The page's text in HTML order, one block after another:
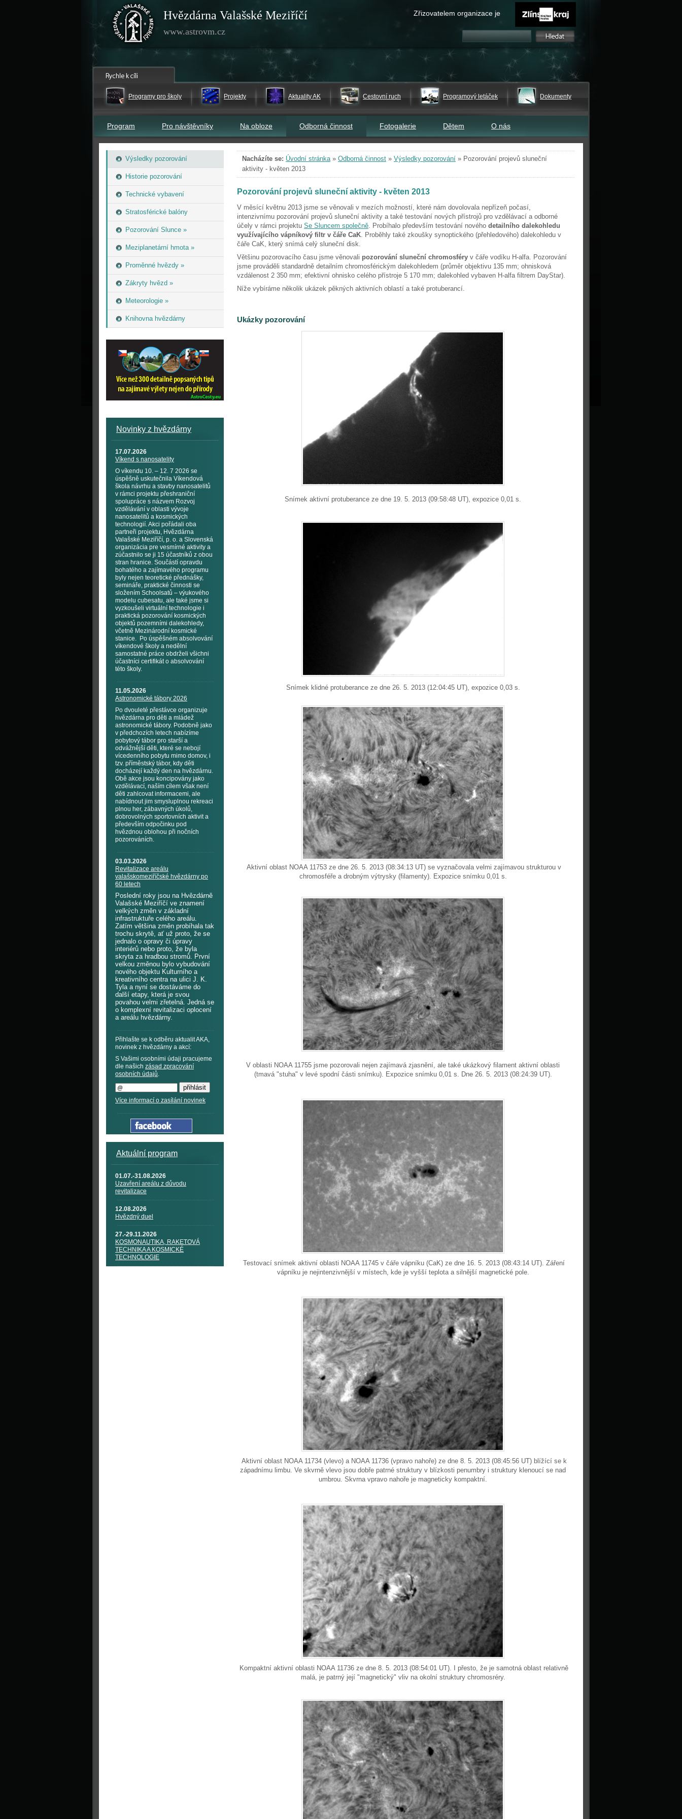
Hvězdárna Valašské Meziříčí
www.astrovm.cz
Zřizovatelem organizace je
Programy pro školy Projekty Aktuality AK Cestovní ruch Programový letáček Dokumenty
Program Pro návštěvníky Na obloze Odborná činnost Fotogalerie Dětem O nás
Výsledky pozorování
Historie pozorování
Technické vybavení
Stratosférické balóny
Pozorování Slunce »
Meziplanetární hmota »
Proměnné hvězdy »
Zákryty hvězd »
Meteorologie »
Knihovna hvězdárny
Novinky z hvězdárny
17.07.2026
Víkend s nanosatelity
O víkendu 10. – 12. 7 2026 se
úspěšně uskutečnila Víkendová
škola návrhu a stavby nanosatelitů
v rámci projektu přeshraniční
spolupráce s názvem Rozvoj
vzdělávání v oblasti vývoje
nanosatelitů a kosmických
technologií. Akci pořádali oba
partneři projektu, Hvězdárna
Valašské Meziříčí, p. o. a Slovenská
organizácia pre vesmírné aktivity a
zúčastnilo se ji 15 účastníků z obou
stran hranice. Součástí opravdu
bohatého a zajímavého programu
byly nejen teoretické přednášky,
semináře, praktické činnosti se
složením Schoolsatů – výukového
modelu cubesatu, ale také jsme si
vyzkoušeli virtuální technologie i
praktická pozorování kosmických
objektů pozemními dalekohledy,
včetně Mezinárodní kosmické
stanice. Po úspěšném absolvování
víkendové školy a nedělní
samostatné práce obdrželi všichni
účastníci certifikát o absolvování
této školy.
11.05.2026
Astronomické tábory 2026
Po dvouleté přestávce organizuje
hvězdárna pro děti a mládež
astronomické tábory. Podobně jako
v předchozích letech nabízíme
pobytový tábor pro starší a
odvážnější děti, které se nebojí
vícedenního pobytu mimo domov, i
tzv. příměstský tábor, kdy děti
docházejí každý den na hvězdárnu.
Obě akce jsou koncipovány jako
vzdělávací, naším cílem však není
děti zahlcovat informacemi, ale
nabídnout jim smysluplnou rekreaci
plnou her, zábavných úkolů,
dobrovolných sportovních aktivit a
především odpočinku pod
hvězdnou oblohou při nočních
pozorováních.
03.03.2026
Revitalizace areálu
valašskomeziříčské hvězdárny po
60 letech
Poslední roky jsou na Hvězdárně
Valašské Meziříčí ve znamení
velkých změn v základní
infrastruktuře celého areálu.
Zatím většina změn probíhala tak
trochu skrytě, ať už proto, že se
jednalo o opravy či úpravy
interiérů nebo proto, že byla
skryta za hradbou stromů. První
velkou změnou bylo vybudování
nového objektu Kulturního a
kreativního centra na ulici J. K.
Tyla a nyní se dostáváme do
další etapy, která je svou
povahou velmi zřetelná. Jedná se
o komplexní revitalizaci oplocení
a areálu hvězdárny.
Přihlašte se k odběru aktualit AKA,
novinek z hvězdárny a akcí:
S Vašimi osobními údaji pracujeme
dle našich zásad zpracování
osobních údajů.
Více informací o zasílání novinek
Aktuální program
01.07.-31.08.2026
Uzavření areálu z důvodu
revitalizace
12.08.2026
Hvězdný duel
27.-29.11.2026
KOSMONAUTIKA, RAKETOVÁ
TECHNIKA A KOSMICKÉ
TECHNOLOGIE
Nacházíte se: Úvodní stránka» Odborná činnost » Výsledky pozorování » Pozorování projevů sluneční
aktivity - květen 2013
Pozorování projevů sluneční aktivity - květen 2013
V měsící květnu 2013 jsme se věnovali v mezích možností, které nám dovolovala nepřízeň počasí,
intenzivnímu pozorování projevů sluneční aktivity a také testování nových přístrojů pro vzdělávací a odborné
účely v rámci projektu Se Sluncem společně. Probíhalo především testování nového detailního dalekohledu
využívajícího vápníkový filtr v čáře CaK. Proběhly také zkoušky synoptického (přehledového) dalekohledu v
čáře CaK, který snímá celý sluneční disk.
Většinu pozorovacího času jsme věnovali pozorování sluneční chromosféry v čáře vodíku H-alfa. Pozorování
jsme prováděli standardně detailním chromosférickým dalekohledem (průměr objektivu 135 mm; ohnisková
vzdálenost 2 350 mm; efektivní ohnisko celého přístroje 5 170 mm; dalekohled vybaven H-alfa filtrem DayStar).
Níže vybíráme několik ukázek pěkných aktivních oblastí a také protuberancí.
Ukázky pozorování
Snímek aktivní protuberance ze dne 19. 5. 2013 (09:58:48 UT), expozice 0,01 s.
Snímek klidné protuberance ze dne 26. 5. 2013 (12:04:45 UT), expozice 0,03 s.
Aktivní oblast NOAA 11753 ze dne 26. 5. 2013 (08:34:13 UT) se vyznačovala velmi zajímavou strukturou v
chromosféře a drobným výtrysky (filamenty). Expozice snímku 0,01 s.
V oblasti NOAA 11755 jsme pozorovali nejen zajímavá zjasnění, ale také ukázkový filament aktivní oblasti
(tmavá "stuha" v levé spodní části snímku). Expozice snímku 0,01 s. Dne 26. 5. 2013 (08:24:39 UT).
Testovací snímek aktivní oblasti NOAA 11745 v čáře vápníku (CaK) ze dne 16. 5. 2013 (08:43:14 UT). Záření
vápníku je nejintenzivnější v místech, kde je vyšší teplota a silnější magnetické pole.
Aktivní oblast NOAA 11734 (vlevo) a NOAA 11736 (vpravo nahoře) ze dne 8. 5. 2013 (08:45:56 UT) blížící se k
západnímu limbu. Ve skvrně vlevo jsou dobře patrné struktury v blízkosti penumbry i struktury klenoucí se nad
umbrou. Skvrna vpravo nahoře je magneticky kompaktní.
Kompaktní aktivní oblasti NOAA 11736 ze dne 8. 5. 2013 (08:54:01 UT). I přesto, že je samotná oblast relativně
malá, je patrný její "magnetický" vliv na okolní struktury chromosréry.